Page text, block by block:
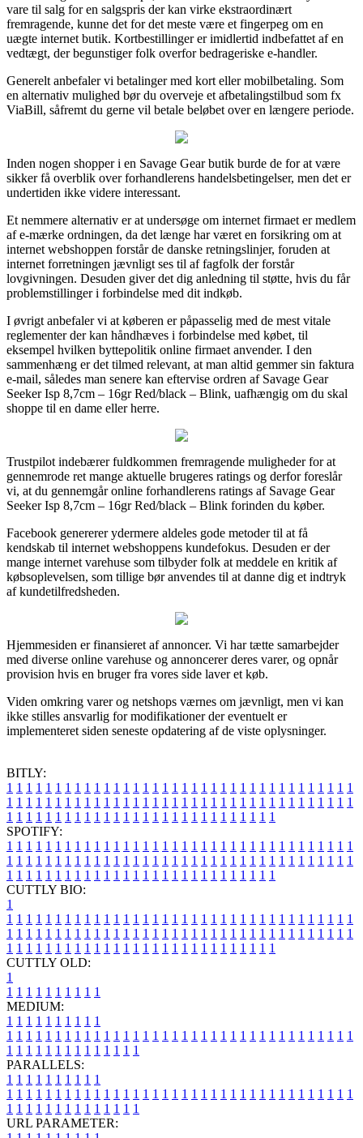
vare til salg for en salgspris der kan virke ekstraordinært
fremragende, kunne det for det meste være et fingerpeg om en
uægte internet butik. Kortbestillinger er imidlertid indbefattet af en
vedtægt, der begunstiger folk overfor bedrageriske e-handler.
Generelt anbefaler vi betalinger med kort eller mobilbetaling. Som
en alternativ mulighed bør du overveje et afbetalingstilbud som fx
ViaBill, såfremt du gerne vil betale beløbet over en længere periode.
Inden nogen shopper i en Savage Gear butik burde de for at være
sikker få overblik over forhandlerens handelsbetingelser, men det er
undertiden ikke videre interessant.
Et nemmere alternativ er at undersøge om internet firmaet er medlem
af e-mærke ordningen, da det længe har været en forsikring om at
internet webshoppen forstår de danske retningslinjer, foruden at
internet forretningen jævnligt ses til af fagfolk der forstår
lovgivningen. Desuden giver det dig anledning til støtte, hvis du får
problemstillinger i forbindelse med dit indkøb.
I øvrigt anbefaler vi at køberen er påpasselig med de mest vitale
reglementer der kan håndhæves i forbindelse med købet, til
eksempel hvilken byttepolitik online firmaet anvender. I den
sammenhæng er det tilmed relevant, at man altid gemmer sin faktura
e-mail, således man senere kan eftervise ordren af Savage Gear
Seeker Isp 8,7cm – 16gr Red/black – Blink, uafhængig om du skal
shoppe til en dame eller herre.
Trustpilot indebærer fuldkommen fremragende muligheder for at
gennemrode ret mange aktuelle brugeres ratings og derfor foreslår
vi, at du gennemgår online forhandlerens ratings af Savage Gear
Seeker Isp 8,7cm – 16gr Red/black – Blink forinden du køber.
Facebook genererer ydermere aldeles gode metoder til at få
kendskab til internet webshoppens kundefokus. Desuden er der
mange internet varehuse som tilbyder folk at meddele en kritik af
købsoplevelsen, som tillige bør anvendes til at danne dig et indtryk
af kundetilfredsheden.
Hjemmesiden er finansieret af annoncer. Vi har tætte samarbejder
med diverse online varehuse og annoncerer deres varer, og opnår
provision hvis en bruger fra vores side laver et køb.
Viden omkring varer og netshops værnes om jævnligt, men vi kan
ikke stilles ansvarlig for modifikationer der eventuelt er
implementeret siden seneste opdatering af de viste oplysninger.
BITLY:
1 1 1 1 1 1 1 1 1 1 1 1 1 1 1 1 1 1 1 1 1 1 1 1 1 1 1 1 1 1 1 1 1 1 1 1
1 1 1 1 1 1 1 1 1 1 1 1 1 1 1 1 1 1 1 1 1 1 1 1 1 1 1 1 1 1 1 1 1 1 1 1
1 1 1 1 1 1 1 1 1 1 1 1 1 1 1 1 1 1 1 1 1 1 1 1 1 1 1 1
SPOTIFY:
1 1 1 1 1 1 1 1 1 1 1 1 1 1 1 1 1 1 1 1 1 1 1 1 1 1 1 1 1 1 1 1 1 1 1 1
1 1 1 1 1 1 1 1 1 1 1 1 1 1 1 1 1 1 1 1 1 1 1 1 1 1 1 1 1 1 1 1 1 1 1 1
1 1 1 1 1 1 1 1 1 1 1 1 1 1 1 1 1 1 1 1 1 1 1 1 1 1 1 1
CUTTLY BIO:
1
1 1 1 1 1 1 1 1 1 1 1 1 1 1 1 1 1 1 1 1 1 1 1 1 1 1 1 1 1 1 1 1 1 1 1 1
1 1 1 1 1 1 1 1 1 1 1 1 1 1 1 1 1 1 1 1 1 1 1 1 1 1 1 1 1 1 1 1 1 1 1 1
1 1 1 1 1 1 1 1 1 1 1 1 1 1 1 1 1 1 1 1 1 1 1 1 1 1 1 1
CUTTLY OLD:
1
1 1 1 1 1 1 1 1 1 1
MEDIUM:
1 1 1 1 1 1 1 1 1 1
1 1 1 1 1 1 1 1 1 1 1 1 1 1 1 1 1 1 1 1 1 1 1 1 1 1 1 1 1 1 1 1 1 1 1 1
1 1 1 1 1 1 1 1 1 1 1 1 1 1
PARALLELS:
1 1 1 1 1 1 1 1 1 1
1 1 1 1 1 1 1 1 1 1 1 1 1 1 1 1 1 1 1 1 1 1 1 1 1 1 1 1 1 1 1 1 1 1 1 1
1 1 1 1 1 1 1 1 1 1 1 1 1 1
URL PARAMETER: